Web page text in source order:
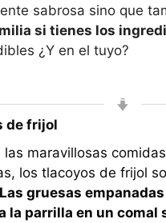
sabrosa sino que
si tienes los
¿Y en el tuyo?
de frijol
las maravillosas
los tlacoyos de frijol
Las gruesas
la parrilla en un